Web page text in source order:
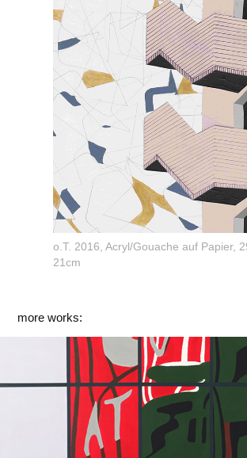
o.T. 2016, Acryl/Gouache auf Papier,
21cm
more works:
Dynamo-Eintracht Hauptzollamt